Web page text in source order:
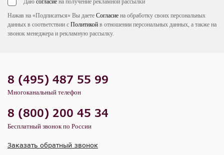
Нажав на «Подписаться» Вы даете Согласие на обработку своих персональных
данных в соответствии с Политикой в отношении персональных данных, а также на
звонок менеджера и рекламную рассылку.
8 (495) 487 55 99
Многоканальный телефон
8 (800) 200 45 34
Бесплатный звонок по России
Заказать обратный звонок